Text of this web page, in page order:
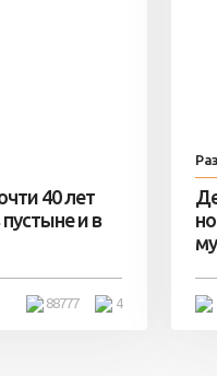
40 лет
и в
4
88777